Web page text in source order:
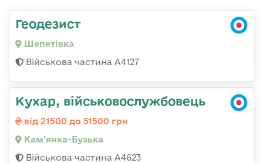
Геодезист
Шепетівка
Військова частина А4127
Кухар, військовослужбовець
від 21500 до 51500 грн
Кам'янка-Бузька
Військова частина А4623